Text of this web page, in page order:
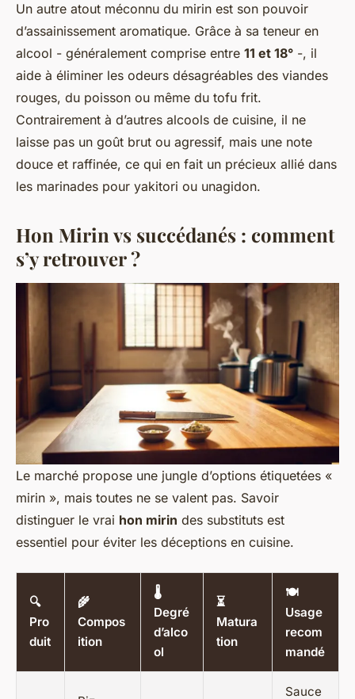
Un autre atout méconnu du mirin est son pouvoir
d’assainissement aromatique. Grâce à sa teneur en
alcool - généralement comprise entre 11 et 18° -, il
aide à éliminer les odeurs désagréables des viandes
rouges, du poisson ou même du tofu frit.
Contrairement à d’autres alcools de cuisine, il ne
laisse pas un goût brut ou agressif, mais une note
douce et raffinée, ce qui en fait un précieux allié dans
les marinades pour yakitori ou unagidon.
Hon Mirin vs succédanés : comment
s’y retrouver ?
Le marché propose une jungle d’options étiquetées «
mirin », mais toutes ne se valent pas. Savoir
distinguer le vrai hon mirin des substituts est
essentiel pour éviter les déceptions en cuisine.
🔍
Pro
duit
🌾
Compos
ition
🌡️
Degré
d’alco
ol
⏳
Matura
tion
🍽️
Usage
recom
mandé
Sauce